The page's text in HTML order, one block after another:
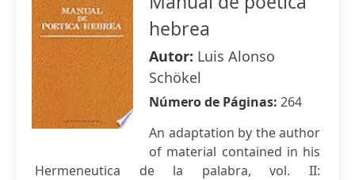
hebrea
Autor: Luis Alonso
Schökel
Número de Páginas: 264
An adaptation by the author
of material contained in his
Hermeneutica de la palabra, vol. II: